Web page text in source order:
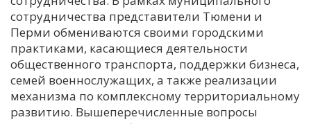
М
Ч
Я
сотрудничества представители Тюмени и
Перми обмениваются своими городскими
практиками, касающиеся деятельности
общественного транспорта, поддержки бизнеса,
семей военнослужащих, а также реализации
механизма по комплексному территориальному
развитию. Вышеперечисленные вопросы